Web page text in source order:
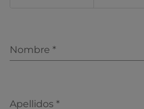
Nombre *
Apellidos *